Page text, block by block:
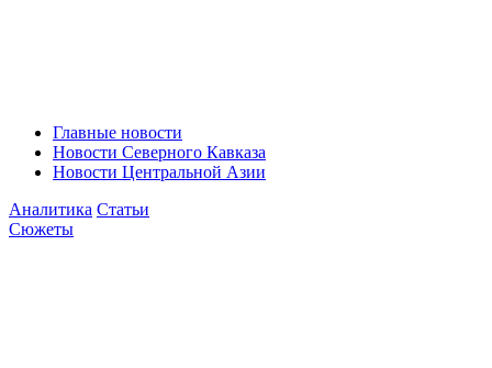
Главные новости
Новости Северного Кавказа
Новости Центральной Азии
Аналитика Статьи
Сюжеты